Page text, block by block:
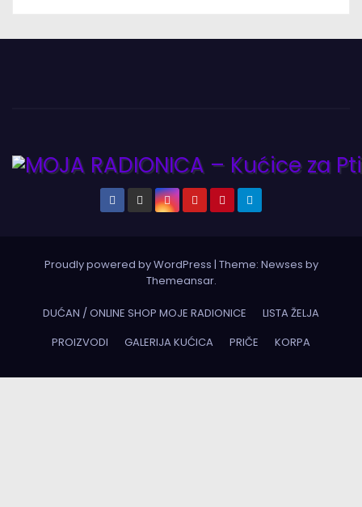
Proudly powered by WordPress | Theme: Newses by
Themeansar.
DUĆAN / ONLINE SHOP MOJE RADIONICE
LISTA ŽELJA
PROIZVODI
GALERIJA KUĆICA PRIČE KORPA